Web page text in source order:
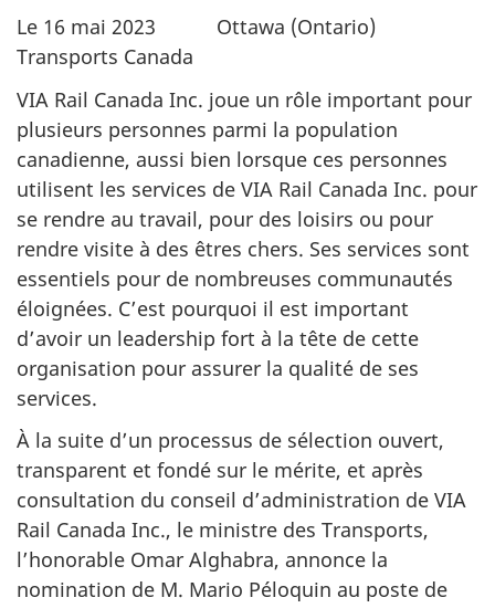
Le 16 mai 2023 Ottawa (Ontario)
Transports Canada
VIA Rail Canada Inc. joue un rôle important pour
plusieurs personnes parmi la population
canadienne, aussi bien lorsque ces personnes
utilisent les services de VIA Rail Canada Inc. pour
se rendre au travail, pour des loisirs ou pour
rendre visite à des êtres chers. Ses services sont
essentiels pour de nombreuses communautés
éloignées. C’est pourquoi il est important
d’avoir un leadership fort à la tête de cette
organisation pour assurer la qualité de ses
services.
À la suite d’un processus de sélection ouvert,
transparent et fondé sur le mérite, et après
consultation du conseil d’administration de VIA
Rail Canada Inc., le ministre des Transports,
l’honorable Omar Alghabra, annonce la
nomination de M. Mario Péloquin au poste de